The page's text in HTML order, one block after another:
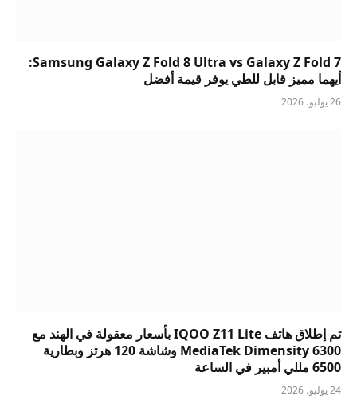
Samsung Galaxy Z Fold 8 Ultra vs Galaxy Z Fold 7:
أيهما مميز قابل للطي يوفر قيمة أفضل
26 يوليو، 2026
تم إطلاق هاتف IQOO Z11 Lite بأسعار معقولة في الهند مع
MediaTek Dimensity 6300 وشاشة 120 هرتز وبطارية
6500 مللي أمبير في الساعة
24 يوليو، 2026